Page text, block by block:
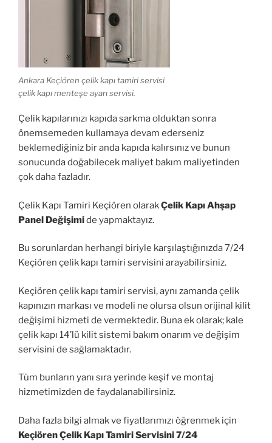
Ankara Keçiören çelik kapı tamiri servisi
çelik kapı menteşe ayarı servisi.
Çelik kapılarınızı kapıda sarkma olduktan sonra
önemsemeden kullamaya devam ederseniz
beklemediğiniz bir anda kapıda kalırsınız ve bunun
sonucunda doğabilecek maliyet bakım maliyetinden
çok daha fazladır.
Çelik Kapı Tamiri Keçiören olarakÇelik Kapı Ahşap
Panel Değişimide yapmaktayız.
Bu sorunlardan herhangi biriyle karşılaştığınızda 7/24
Keçiören çelik kapı tamiri servisini arayabilirsiniz.
Keçiören çelik kapı tamiri servisi, aynı zamanda çelik
kapınızın markası ve modeli ne olursa olsun orijinal kilit
değişimi hizmeti de vermektedir. Buna ek olarak; kale
çelik kapı 14’lü kilit sistemi bakım onarım ve değişim
servisini de sağlamaktadır.
Tüm bunların yanı sıra yerinde keşif ve montaj
hizmetimizden de faydalanabilirsiniz.
Daha fazla bilgi almak ve fiyatlarımızı öğrenmek için
Keçiören Çelik Kapı Tamiri Servisini 7/24